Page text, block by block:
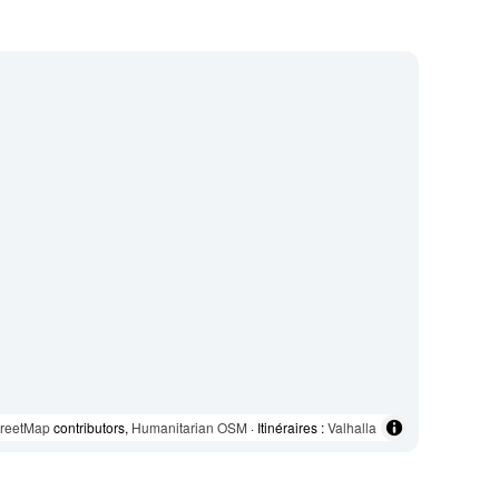
contributors, Humanitarian OSM · Itinéraires :Valhalla